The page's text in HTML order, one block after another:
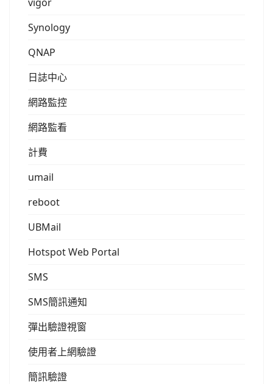
Synology
QNAP
日誌中心
網路監控
網路監看
計費
umail
reboot
UBMail
Hotspot Web Portal
SMS
SMS簡訊通知
彈出驗證視窗
使用者上網驗證
簡訊驗證